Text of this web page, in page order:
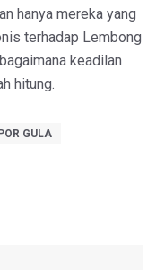
hanya mereka yang
terhadap Lembong
keadilan
hitung.
GULA